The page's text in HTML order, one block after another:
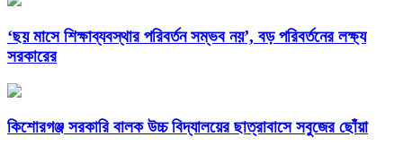
‘ছয় মাসে শিক্ষাব্যবস্থার পরিবর্তন সম্ভব নয়’, বড় পরিবর্তনের লক্ষ্য
সরকারের
কিশোরগঞ্জ সরকারি বালক উচ্চ বিদ্যালয়ের ছাত্রাবাসে সবুজের ছোঁয়া